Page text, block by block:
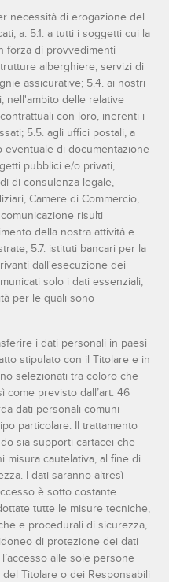
necessità di erogazione del
a: 5.1. a tutti i soggetti cui la
forza di provvedimenti
alberghiere, servizi di
assicurative; 5.4. ai nostri
nell'ambito delle relative
con loro, inerenti i
5.5. agli uffici postali, a
di documentazione
pubblici e/o privati,
di consulenza legale,
Camere di Commercio,
risulti
della nostra attività e
5.7. istituti bancari per la
dall'esecuzione dei
solo i dati essenziali,
per le quali sono
i dati personali in paesi
stipulato con il Titolare e in
selezionati tra coloro che
come previsto dall’art. 46
dati personali comuni
particolare. Il trattamento
sia supporti cartacei che
misura cautelativa, al fine di
I dati saranno altresì
è sotto costante
tutte le misure tecniche,
e procedurali di sicurezza,
di protezione dei dati
alle sole persone
Titolare o dei Responsabili